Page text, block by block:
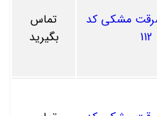
مشکی کد
112
تماس
بگیرید